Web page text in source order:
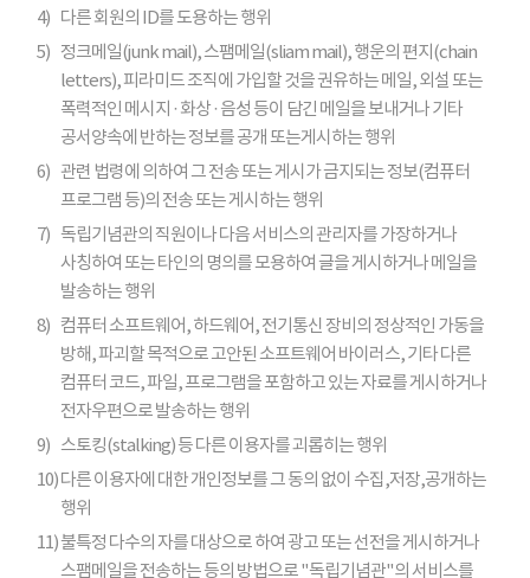
4) 다른 회원의 ID를 도용하는 행위
5) 정크메일(junk mail), 스팸메일(sliam mail), 행운의 편지(chain
letters), 피라미드 조직에 가입할 것을 권유하는 메일, 외설 또는
폭력적인 메시지 · 화상 · 음성 등이 담긴 메일을 보내거나 기타
공서양속에 반하는 정보를 공개 또는게시하는 행위
6) 관련 법령에 의하여 그 전송 또는 게시가 금지되는 정보(컴퓨터
프로그램 등)의 전송 또는 게시하는 행위
7) 독립기념관의 직원이나 다음 서비스의 관리자를 가장하거나
사칭하여 또는 타인의 명의를 모용하여 글을 게시하거나 메일을
발송하는 행위
8) 컴퓨터 소프트웨어, 하드웨어, 전기통신 장비의 정상적인 가동을
방해, 파괴할 목적으로 고안된 소프트웨어 바이러스, 기타 다른
컴퓨터 코드, 파일, 프로그램을 포함하고 있는 자료를 게시하거나
전자우편으로 발송하는 행위
9) 스토킹(stalking) 등 다른 이용자를 괴롭히는 행위
10)다른 이용자에 대한 개인정보를 그 동의 없이 수집,저장,공개하는
행위
11)불특정 다수의 자를 대상으로 하여 광고 또는 선전을 게시하거나
스팸메일을 전송하는 등의 방법으로 "독립기념관"의 서비스를